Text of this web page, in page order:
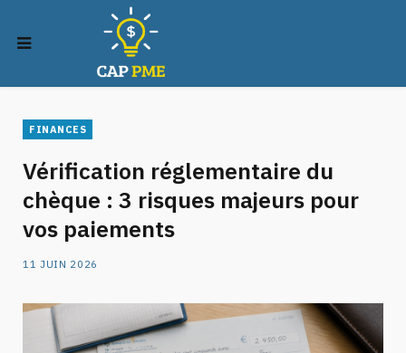
FINANCES
Vérification réglementaire du
chèque : 3 risques majeurs pour
vos paiements
11 JUIN 2026